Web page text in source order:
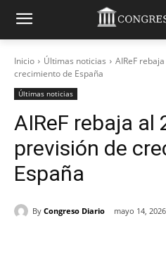
Inicio Últimas noticias
AIReF
crecimiento de España
Últimas noticias
AIReF rebaja al
previsión de
España
By Congreso Diario mayo 14, 2026